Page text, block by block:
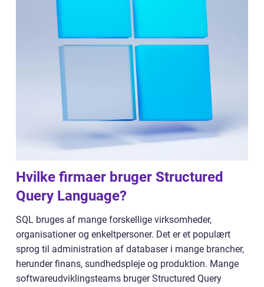
Hvilke firmaer bruger Structured
Query Language?
SQL bruges af mange forskellige virksomheder,
organisationer og enkeltpersoner. Det er et populært
sprog til administration af databaser i mange brancher,
herunder finans, sundhedspleje og produktion. Mange
softwareudviklingsteams bruger Structured Query